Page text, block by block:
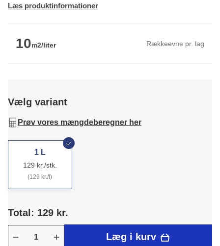
Læs produktinformationer
10m2/liter Rækkeevne pr. lag
Vælg variant
Prøv vores mængdeberegner her
1 L
129 kr./stk.
(129 kr./l)
Total: 129 kr.
Læg i kurv